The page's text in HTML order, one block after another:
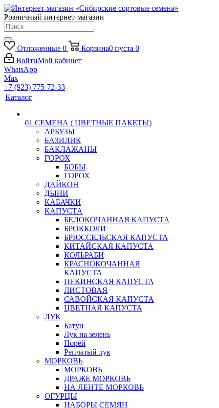
Розничный интернет-магазин
Отложенные 0 Корзина0 пуста 0
ВойтиМой кабинет
WhatsApp
Max
+7 (923) 775-72-33
Каталог
01 СЕМЕНА ( ЦВЕТНЫЕ ПАКЕТЫ)
АРБУЗЫ
БАЗИЛИК
БАКЛАЖАНЫ
ГОРОХ
БОБЫ
ГОРОХ
ДАЙКОН
ДЫНИ
КАБАЧКИ
КАПУСТА
БЕЛОКОЧАННАЯ КАПУСТА
БРОККОЛИ
БРЮССЕЛЬСКАЯ КАПУСТА
КИТАЙСКАЯ КАПУСТА
КОЛЬРАБИ
КРАСНОКОЧАННАЯ
КАПУСТА
ПЕКИНСКАЯ КАПУСТА
ЛИСТОВАЯ
САВОЙСКАЯ КАПУСТА
ЦВЕТНАЯ КАПУСТА
ЛУК
Батун
Лук на зелень
Порей
Репчатый лук
МОРКОВЬ
МОРКОВЬ
ДРАЖЕ МОРКОВЬ
НА ЛЕНТЕ МОРКОВЬ
ОГУРЦЫ
НАБОРЫ СЕМЯН